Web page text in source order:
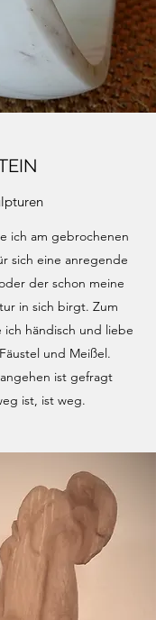
ich am gebrochenen
sich eine anregende
der schon meine
in sich birgt. Zum
ich händisch und liebe
und Meißel.
ist gefragt
ist, ist weg.